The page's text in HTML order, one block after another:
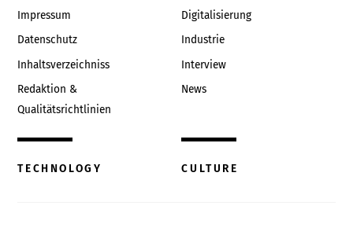
Impressum
Datenschutz
Inhaltsverzeichniss
Redaktion &
Qualitätsrichtlinien
Digitalisierung
Industrie
Interview
News
TECHNOLOGY CULTURE